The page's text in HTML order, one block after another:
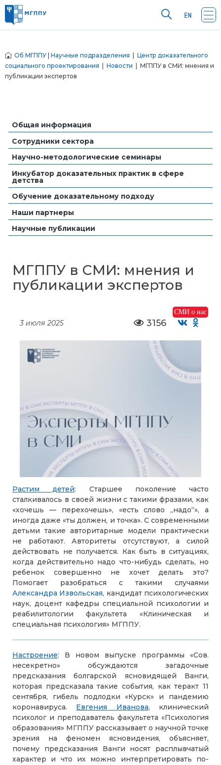
Об МГППУ Научные подразделения
Центр доказательного
социального проектирования
Новости | МГППУ в СМИ: мнения и
публикации экспертов
Общая информация
Сотрудники сектора
Научно-методологические семинары
Инкубатор доказательных практик в сфере
детства
Обучение доказательному подходу
Наши партнеры
Научные публикации
МГППУ в СМИ: мнения и
публикации экспертов
СМИ о нас
3 июля 2025 3156
Растим детей: Старшее поколение часто
сталкивалось в своей жизни с такими фразами, как
«хочешь — перехочешь», «есть слово „надо“», а
иногда даже «ты должен, и точка». С современными
детьми такие авторитарные модели практически
не работают. Авторитеты отсутствуют, а силой
действовать не получается. Как быть в ситуациях,
когда действительно надо что-нибудь сделать, но
ребенок совершенно не хочет делать это?
Помогает разобраться с такими случаями
Александра Извольская, кандидат психологических
наук, доцент кафедры специальной психологии и
реабилитологии факультета «Клиническая и
специальная психология» МГППУ.
Настроение: В новом выпуске программы «Сов.
несекретно» обсуждаются загадочные
предсказания болгарской ясновидящей Ванги,
которая предсказала такие события, как теракт 11
сентября, гибель подлодки «Курск» и пандемию
коронавируса. Евгения Иванова, клинический
психолог и преподаватель факультета «Психология
образования» МГППУ рассказывает о научной точке
зрения на феномен ясновидения, объясняет,
почему предсказания Ванги носят расплывчатый
характер и что их можно интерпретировать по-